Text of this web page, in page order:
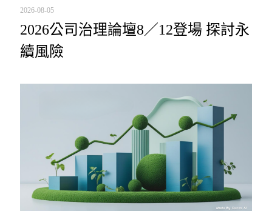
2026-08-05
2026公司治理論壇8／12登場 探討永
續風險